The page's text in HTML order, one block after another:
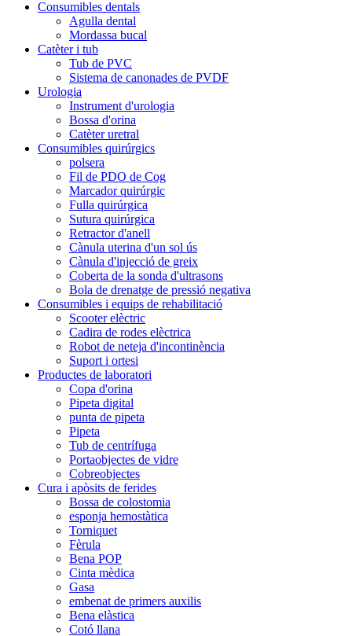
Consumibles dentals
Agulla dental
Mordassa bucal
Catèter i tub
Tub de PVC
Sistema de canonades de PVDF
Urologia
Instrument d'urologia
Bossa d'orina
Catèter uretral
Consumibles quirúrgics
polsera
Fil de PDO de Cog
Marcador quirúrgic
Fulla quirúrgica
Sutura quirúrgica
Retractor d'anell
Cànula uterina d'un sol ús
Cànula d'injecció de greix
Coberta de la sonda d'ultrasons
Bola de drenatge de pressió negativa
Consumibles i equips de rehabilitació
Scooter elèctric
Cadira de rodes elèctrica
Robot de neteja d'incontinència
Suport i ortesi
Productes de laboratori
Copa d'orina
Pipeta digital
punta de pipeta
Pipeta
Tub de centrífuga
Portaobjectes de vidre
Cobreobjectes
Cura i apòsits de ferides
Bossa de colostomia
esponja hemostàtica
Torniquet
Fèrula
Bena POP
Cinta mèdica
Gasa
embenat de primers auxilis
Bena elàstica
Cotó llana